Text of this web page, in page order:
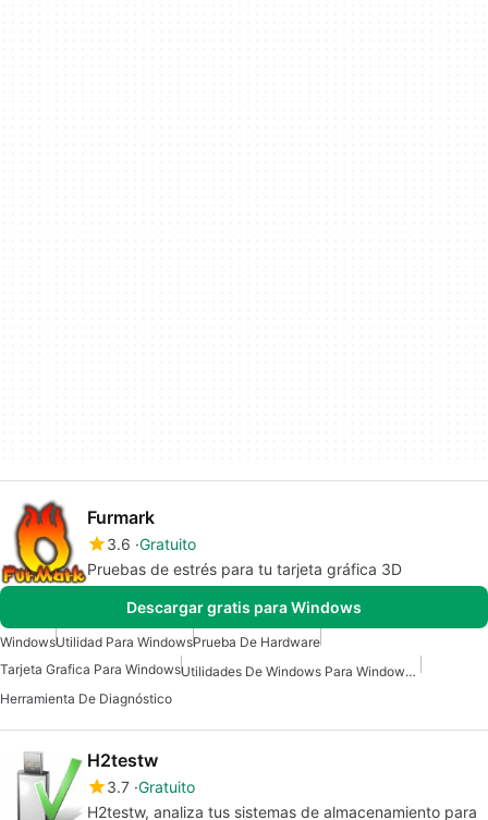
Furmark
3.6 Gratuito
Pruebas de estrés para tu tarjeta gráfica 3D
Descargar gratis para Windows
WindowsUtilidad Para WindowsPrueba De Hardware
Tarjeta Grafica Para Windows
Utilidades De Windows Para Windows 10
Herramienta De Diagnóstico
H2testw
3.7 Gratuito
H2testw, analiza tus sistemas de almacenamiento para